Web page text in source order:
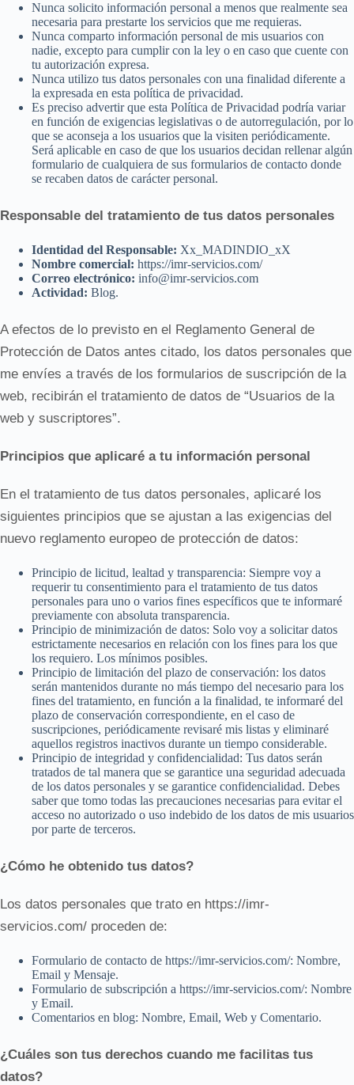
Nunca solicito información personal a menos que realmente sea
necesaria para prestarte los servicios que me requieras.
Nunca comparto información personal de mis usuarios con
nadie, excepto para cumplir con la ley o en caso que cuente con
tu autorización expresa.
Nunca utilizo tus datos personales con una finalidad diferente a
la expresada en esta política de privacidad.
Es preciso advertir que esta Política de Privacidad podría variar
en función de exigencias legislativas o de autorregulación, por lo
que se aconseja a los usuarios que la visiten periódicamente.
Será aplicable en caso de que los usuarios decidan rellenar algún
formulario de cualquiera de sus formularios de contacto donde
se recaben datos de carácter personal.
Responsable del tratamiento de tus datos personales
Identidad del Responsable: Xx_MADINDIO_xX
Nombre comercial: https://imr-servicios.com/
Correo electrónico: info@imr-servicios.com
Actividad: Blog.
A efectos de lo previsto en el Reglamento General de
Protección de Datos antes citado, los datos personales que
me envíes a través de los formularios de suscripción de la
web, recibirán el tratamiento de datos de “Usuarios de la
web y suscriptores”.
Principios que aplicaré a tu información personal
En el tratamiento de tus datos personales, aplicaré los
siguientes principios que se ajustan a las exigencias del
nuevo reglamento europeo de protección de datos:
Principio de licitud, lealtad y transparencia: Siempre voy a
requerir tu consentimiento para el tratamiento de tus datos
personales para uno o varios fines específicos que te informaré
previamente con absoluta transparencia.
Principio de minimización de datos: Solo voy a solicitar datos
estrictamente necesarios en relación con los fines para los que
los requiero. Los mínimos posibles.
Principio de limitación del plazo de conservación: los datos
serán mantenidos durante no más tiempo del necesario para los
fines del tratamiento, en función a la finalidad, te informaré del
plazo de conservación correspondiente, en el caso de
suscripciones, periódicamente revisaré mis listas y eliminaré
aquellos registros inactivos durante un tiempo considerable.
Principio de integridad y confidencialidad: Tus datos serán
tratados de tal manera que se garantice una seguridad adecuada
de los datos personales y se garantice confidencialidad. Debes
saber que tomo todas las precauciones necesarias para evitar el
acceso no autorizado o uso indebido de los datos de mis usuarios
por parte de terceros.
¿Cómo he obtenido tus datos?
Los datos personales que trato en https://imr-
servicios.com/ proceden de:
Formulario de contacto de https://imr-servicios.com/: Nombre,
Email y Mensaje.
Formulario de subscripción a https://imr-servicios.com/: Nombre
y Email.
Comentarios en blog: Nombre, Email, Web y Comentario.
¿Cuáles son tus derechos cuando me facilitas tus
datos?